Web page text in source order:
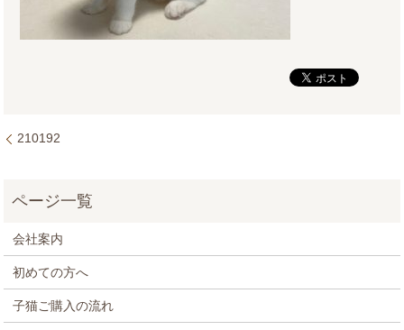
210192
会社案内
初めての方へ
子猫ご購入の流れ